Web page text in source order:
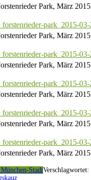
Park, März 2015
Park, März 2015
Park, März 2015
Park, März 2015
Park, März 2015
Park, März 2015
StadtVerschlagwortet: